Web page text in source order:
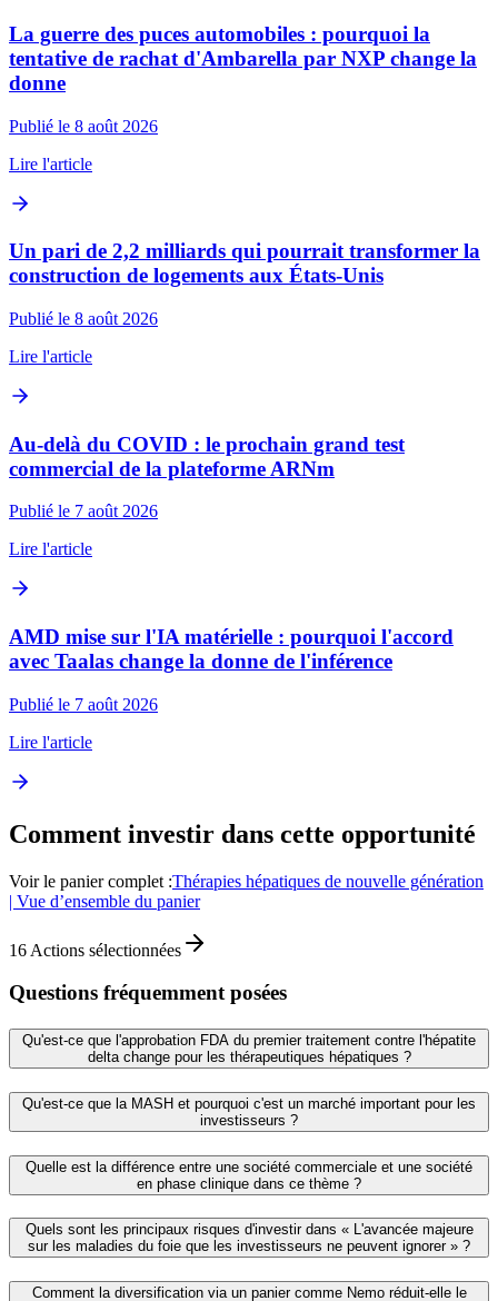
La guerre des puces automobiles : pourquoi la
tentative de rachat d'Ambarella par NXP change la
donne
Publié le 8 août 2026
Lire l'article
Un pari de 2,2 milliards qui pourrait transformer la
construction de logements aux États-Unis
Publié le 8 août 2026
Lire l'article
Au-delà du COVID : le prochain grand test
commercial de la plateforme ARNm
Publié le 7 août 2026
Lire l'article
AMD mise sur l'IA matérielle : pourquoi l'accord
avec Taalas change la donne de l'inférence
Publié le 7 août 2026
Lire l'article
Comment investir dans cette opportunité
Voir le panier complet :Thérapies hépatiques de nouvelle génération
| Vue d’ensemble du panier
16 Actions sélectionnées
Questions fréquemment posées
Qu'est-ce que l'approbation FDA du premier traitement contre l'hépatite
delta change pour les thérapeutiques hépatiques ?
Qu'est-ce que la MASH et pourquoi c'est un marché important pour les
investisseurs ?
Quelle est la différence entre une société commerciale et une société
en phase clinique dans ce thème ?
Quels sont les principaux risques d'investir dans « L'avancée majeure
sur les maladies du foie que les investisseurs ne peuvent ignorer » ?
Comment la diversification via un panier comme Nemo réduit-elle le